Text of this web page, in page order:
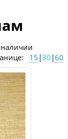
15 |30 |60